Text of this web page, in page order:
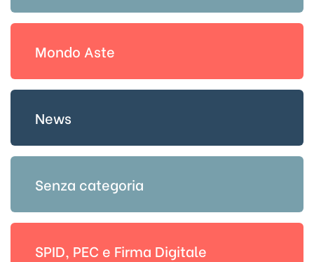
Mondo Aste
News
Senza categoria
SPID, PEC e Firma Digitale